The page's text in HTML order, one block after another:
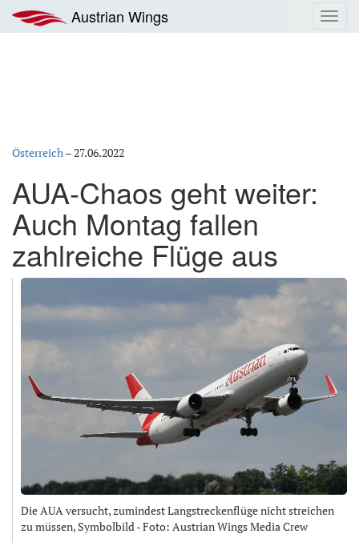
Inhalt
springen
Austrian Wings
Österreich–27.06.2022
AUA-Chaos geht weiter:
Auch Montag fallen
zahlreiche Flüge aus
Die AUA versucht, zumindest Langstreckenflüge nicht streichen
zu müssen, Symbolbild - Foto: Austrian Wings Media Crew